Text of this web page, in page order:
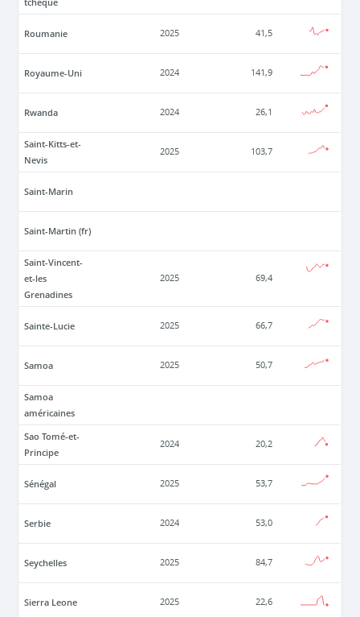
Roumanie 2025 41,5
Royaume-Uni 2024 141,9
Rwanda 2024 26,1
Saint-Kitts-et-
Nevis
2025 103,7
Saint-Marin
Saint-Martin (fr)
Saint-Vincent-
et-les
Grenadines
2025 69,4
Sainte-Lucie 2025 66,7
Samoa 2025 50,7
Samoa
américaines
Sao Tomé-et-
Principe
2024 20,2
Sénégal 2025 53,7
Serbie 2024 53,0
Seychelles 2025 84,7
Sierra Leone 2025 22,6